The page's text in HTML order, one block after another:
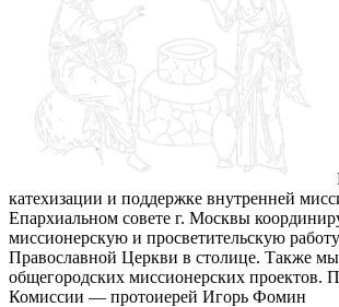
катехизации и поддержке внутренней
Епархиальном совете г. Москвы
миссионерскую и просветительскую
Православной Церкви в столице. Также мы
общегородских миссионерских проектов.
Комиссии — протоиерей Игорь Фомин